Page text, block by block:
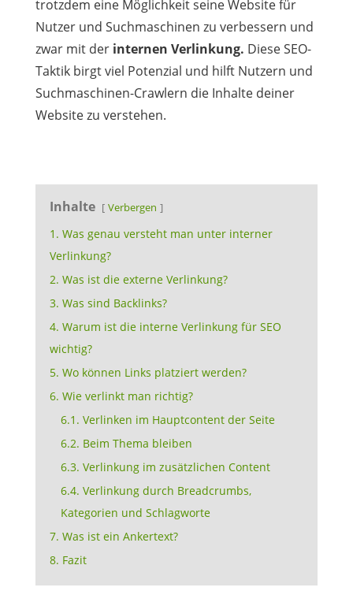
trotzdem eine Möglichkeit seine Website für
Nutzer und Suchmaschinen zu verbessern und
zwar mit der internen Verlinkung. Diese SEO-
Taktik birgt viel Potenzial und hilft Nutzern und
Suchmaschinen-Crawlern die Inhalte deiner
Website zu verstehen.
Inhalte Verbergen
1. Was genau versteht man unter interner
Verlinkung?
2. Was ist die externe Verlinkung?
3. Was sind Backlinks?
4. Warum ist die interne Verlinkung für SEO
wichtig?
5. Wo können Links platziert werden?
6. Wie verlinkt man richtig?
6.1. Verlinken im Hauptcontent der Seite
6.2. Beim Thema bleiben
6.3. Verlinkung im zusätzlichen Content
6.4. Verlinkung durch Breadcrumbs,
Kategorien und Schlagworte
7. Was ist ein Ankertext?
8. Fazit